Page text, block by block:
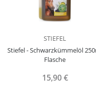
STIEFEL
Stiefel - Schwarzkümmelöl
Flasche
15,90 €